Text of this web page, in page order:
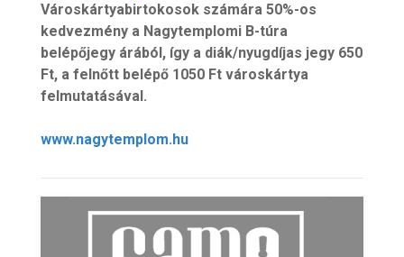
Városkártyabirtokosok számára 50%-os
kedvezmény a Nagytemplomi B-túra
belépőjegy árából, így a diák/nyugdíjas jegy 650
Ft, a felnőtt belépő 1050 Ft városkártya
felmutatásával.
www.nagytemplom.hu